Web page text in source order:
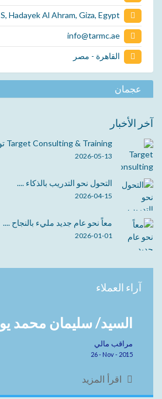
Hadayek Al Ahram, Giza, Egypt
info@tarmc.ae
القاهرة - مصر
عجمان
آخر الأخبار
Target Consulting & Training تواصل تعزيز التميز المهني ....
2026-05-13
التحول نحو التدريب بالذكاء ....
2026-04-15
معاً نحو عام جديد مليء بالنجاح ....
2026-01-01
آراء العملاء
السيد/ سليمان محمد
مراقب مالي
26 - Nov - 2015
اقرأ المزيد